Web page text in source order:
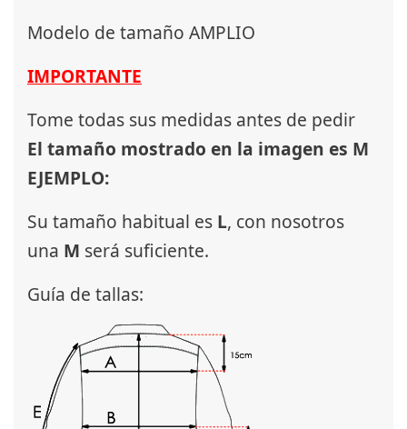
Modelo de tamaño AMPLIO
IMPORTANTE
Tome todas sus medidas antes de pedir
El tamaño mostrado en la imagen es M
EJEMPLO:
Su tamaño habitual es L, con nosotros
una M será suficiente.
Guía de tallas: